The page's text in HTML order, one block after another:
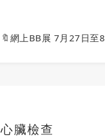
🔖網上BB展 7月27日至
心臟檢查